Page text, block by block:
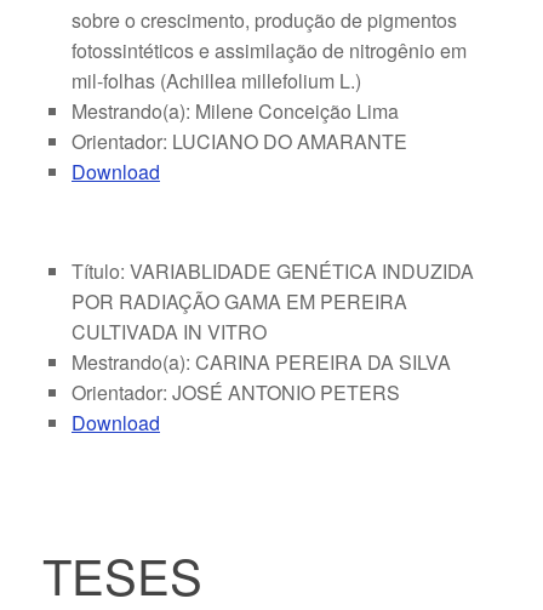
sobre o crescimento, produção de pigmentos
fotossintéticos e assimilação de nitrogênio em
mil-folhas (Achillea millefolium L.)
Mestrando(a): Milene Conceição Lima
Orientador: LUCIANO DO AMARANTE
Download
Título: VARIABLIDADE GENÉTICA INDUZIDA
POR RADIAÇÃO GAMA EM PEREIRA
CULTIVADA IN VITRO
Mestrando(a): CARINA PEREIRA DA SILVA
Orientador: JOSÉ ANTONIO PETERS
Download
TESES